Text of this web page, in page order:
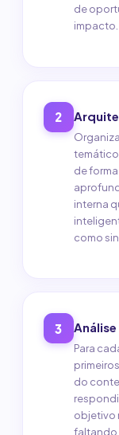
de
impacto.
2
de
interna
como
3
Para
do
objetivo
faltando